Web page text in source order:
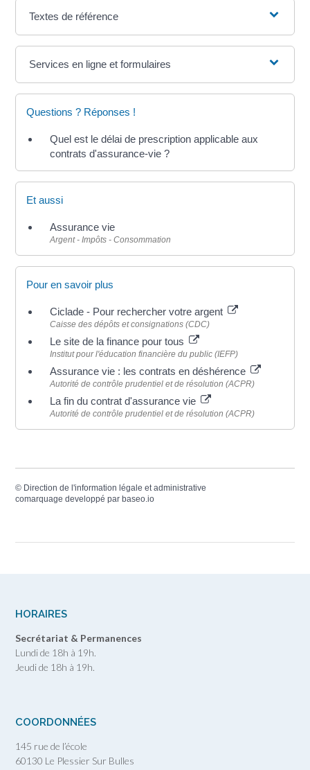
Textes de référence
Services en ligne et formulaires
Questions ? Réponses !
Quel est le délai de prescription applicable aux
contrats d'assurance-vie ?
Et aussi
Assurance vie
Argent - Impôts - Consommation
Pour en savoir plus
Ciclade - Pour rechercher votre argent
Caisse des dépôts et consignations (CDC)
Le site de la finance pour tous
Institut pour l'éducation financière du public (IEFP)
Assurance vie : les contrats en déshérence
Autorité de contrôle prudentiel et de résolution (ACPR)
La fin du contrat d'assurance vie
Autorité de contrôle prudentiel et de résolution (ACPR)
© Direction de l'information légale et administrative
comarquage developpé par baseo.io
HORAIRES
Secrétariat & Permanences
Lundi de 18h à 19h.
Jeudi de 18h à 19h.
COORDONNÉES
145 rue de l’école
60130 Le Plessier Sur Bulles